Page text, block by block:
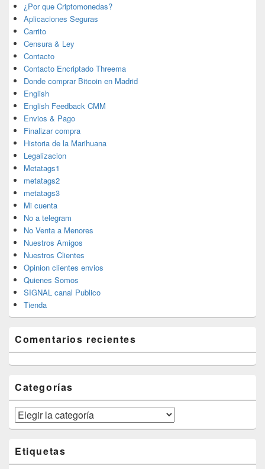
¿Por que Criptomonedas?
Aplicaciones Seguras
Carrito
Censura & Ley
Contacto
Contacto Encriptado Threema
Donde comprar Bitcoin en Madrid
English
English Feedback CMM
Envios & Pago
Finalizar compra
Historia de la Marihuana
Legalizacion
Metatags1
metatags2
metatags3
Mi cuenta
No a telegram
No Venta a Menores
Nuestros Amigos
Nuestros Clientes
Opinion clientes envios
Quienes Somos
SIGNAL canal Publico
Tienda
Comentarios recientes
Categorías
Categorías
Etiquetas